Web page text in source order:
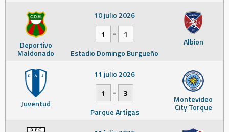
Deportivo
Maldonado
Albion
10 julio 2026
1
-
1
Estadio Domingo Burgueño
Juventud Montevideo
City Torque
11 julio 2026
1
-
3
Parque Artigas